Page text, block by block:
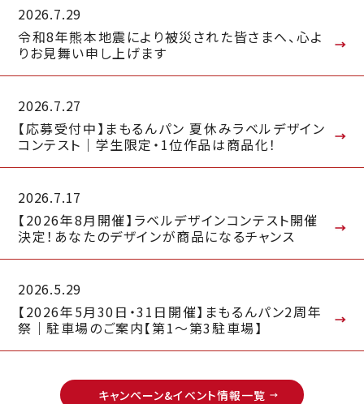
2026.7.29
令和8年熊本地震により被災された皆さまへ、心よ
りお見舞い申し上げます
2026.7.27
【応募受付中】まもるんパン 夏休みラベルデザイン
コンテスト｜学生限定・1位作品は商品化！
2026.7.17
【2026年8月開催】ラベルデザインコンテスト開催
決定！あなたのデザインが商品になるチャンス
2026.5.29
【2026年5月30日・31日開催】まもるんパン2周年
祭｜駐車場のご案内【第1〜第3駐車場】
キャンペーン&イベント情報一覧